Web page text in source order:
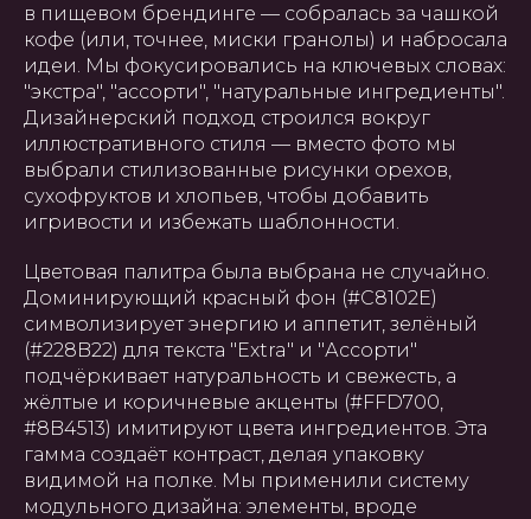
в пищевом брендинге — собралась за чашкой
кофе (или, точнее, миски гранолы) и набросала
идеи. Мы фокусировались на ключевых словах:
"экстра", "ассорти", "натуральные ингредиенты".
Дизайнерский подход строился вокруг
иллюстративного стиля — вместо фото мы
выбрали стилизованные рисунки орехов,
сухофруктов и хлопьев, чтобы добавить
игривости и избежать шаблонности.
Цветовая палитра была выбрана не случайно.
Доминирующий красный фон (#C8102E)
символизирует энергию и аппетит, зелёный
(#228B22) для текста "Extra" и "Ассорти"
подчёркивает натуральность и свежесть, а
жёлтые и коричневые акценты (#FFD700,
#8B4513) имитируют цвета ингредиентов. Эта
гамма создаёт контраст, делая упаковку
видимой на полке. Мы применили систему
модульного дизайна: элементы, вроде